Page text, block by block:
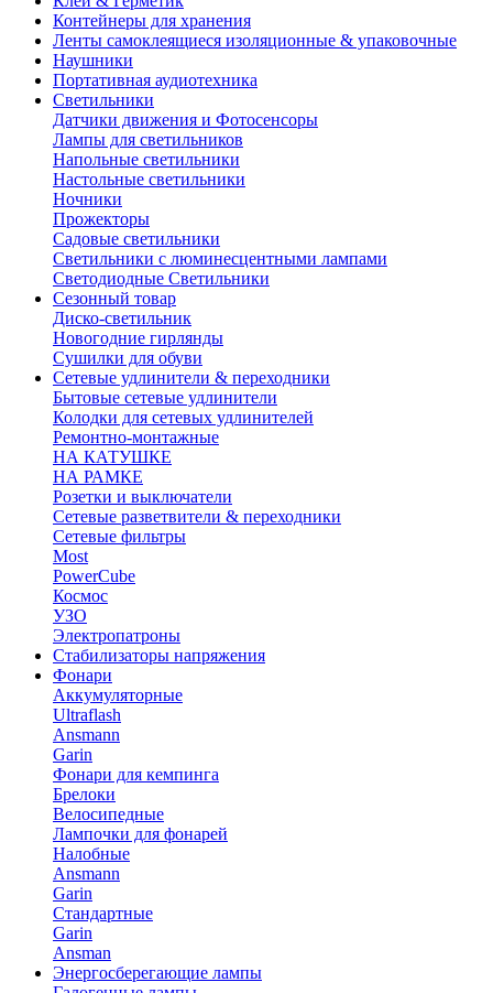
Контейнеры для хранения
Ленты самоклеящиеся изоляционные & упаковочные
Наушники
Портативная аудиотехника
Светильники
Датчики движения и Фотосенсоры
Лампы для светильников
Напольные светильники
Настольные светильники
Ночники
Прожекторы
Садовые светильники
Светильники с люминесцентными лампами
Светодиодные Светильники
Сезонный товар
Диско-светильник
Новогодние гирлянды
Сушилки для обуви
Сетевые удлинители & переходники
Бытовые сетевые удлинители
Колодки для сетевых удлинителей
Ремонтно-монтажные
НА КАТУШКЕ
НА РАМКЕ
Розетки и выключатели
Сетевые разветвители & переходники
Сетевые фильтры
Most
PowerCube
Космос
УЗО
Электропатроны
Стабилизаторы напряжения
Фонари
Аккумуляторные
Ultraflash
Ansmann
Garin
Фонари для кемпинга
Брелоки
Велосипедные
Лампочки для фонарей
Налобные
Ansmann
Garin
Стандартные
Garin
Ansman
Энергосберегающие лампы